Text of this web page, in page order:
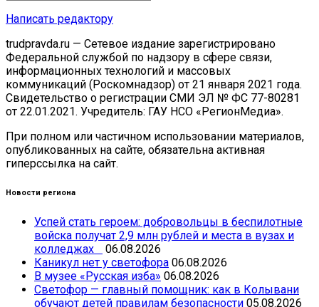
Написать редактору
trudpravda.ru — Сетевое издание зарегистрировано
Федеральной службой по надзору в сфере связи,
информационных технологий и массовых
коммуникаций (Роскомнадзор) от 21 января 2021 года.
Свидетельство о регистрации СМИ ЭЛ № ФС 77-80281
от 22.01.2021. Учредитель: ГАУ НСО «РегионМедиа».
При полном или частичном использовании материалов,
опубликованных на сайте, обязательна активная
гиперссылка на сайт.
Новости региона
Успей стать героем: добровольцы в беспилотные
войска получат 2,9 млн рублей и места в вузах и
колледжах
06.08.2026
Каникул нет у светофора 06.08.2026
В музее «Русская изба» 06.08.2026
Светофор — главный помощник: как в Колывани
обучают детей правилам безопасности 05.08.2026